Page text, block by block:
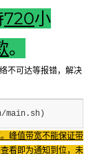
解析配置选
全的关键手
务主体：
司 提供网络服务 |
720小
。
不可达等报错，解决
峰值带宽不能保证带
看即为通知到位，未